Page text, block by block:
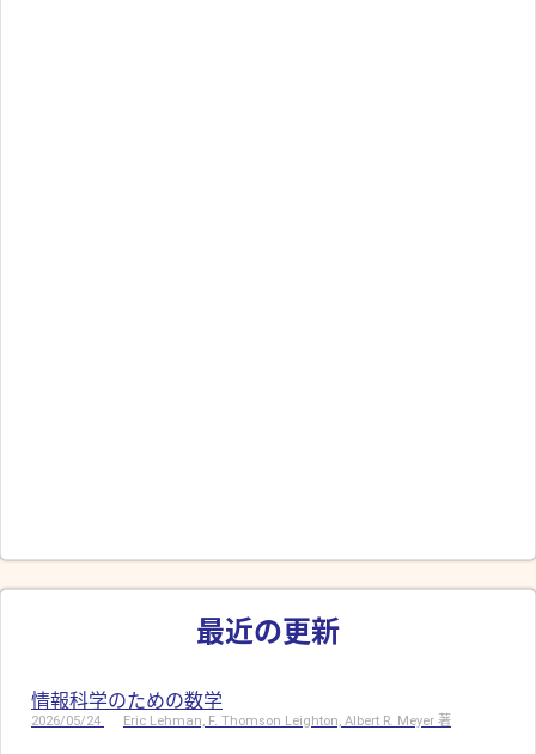
最近の更新
情報科学のための数学
2026/05/24 Eric Lehman, F. Thomson Leighton, Albert R. Meyer 著